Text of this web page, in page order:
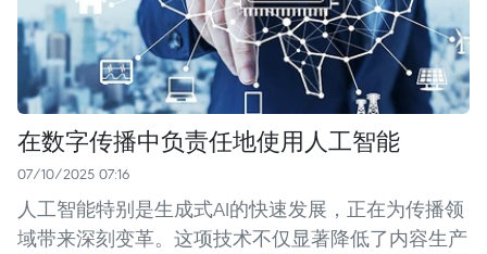
在数字传播中负责任地使用人工智能
07/10/2025 07:16
人工智能特别是生成式AI的快速发展，正在为传播领
域带来深刻变革。这项技术不仅显著降低了内容生产